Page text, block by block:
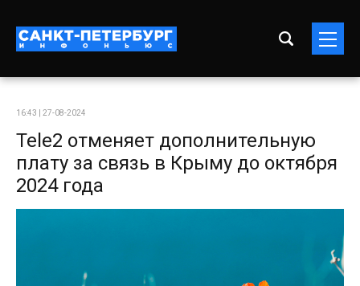
16:43 | 27-08-2024
Tele2 отменяет дополнительную
плату за связь в Крыму до октября
2024 года